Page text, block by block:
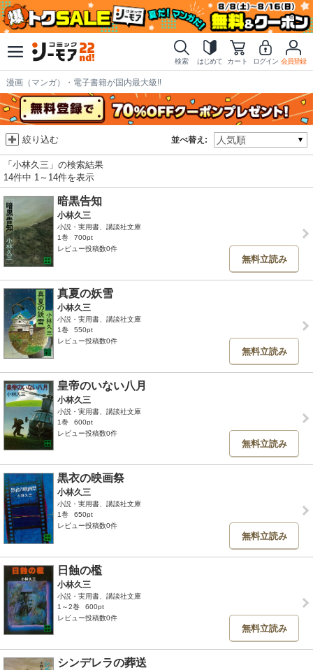
検索 はじめて カート ログイン 会員登録
漫画（マンガ）・電子書籍が国内最大級!!
並べ替え:
絞り込む
「小林久三」の検索結果
14件中 1～14件を表示
暗黒告知
小林久三
小説・実用書、講談社文庫
1巻
700pt
レビュー投稿数0件
無料立読み
真夏の妖雪
小林久三
小説・実用書、講談社文庫
1巻
550pt
レビュー投稿数0件
無料立読み
皇帝のいない八月
小林久三
小説・実用書、講談社文庫
1巻
600pt
レビュー投稿数0件
無料立読み
黒衣の映画祭
小林久三
小説・実用書、講談社文庫
1巻
650pt
レビュー投稿数0件
無料立読み
日蝕の檻
小林久三
小説・実用書、講談社文庫
1～2巻
600pt
レビュー投稿数0件
無料立読み
シンデレラの葬送